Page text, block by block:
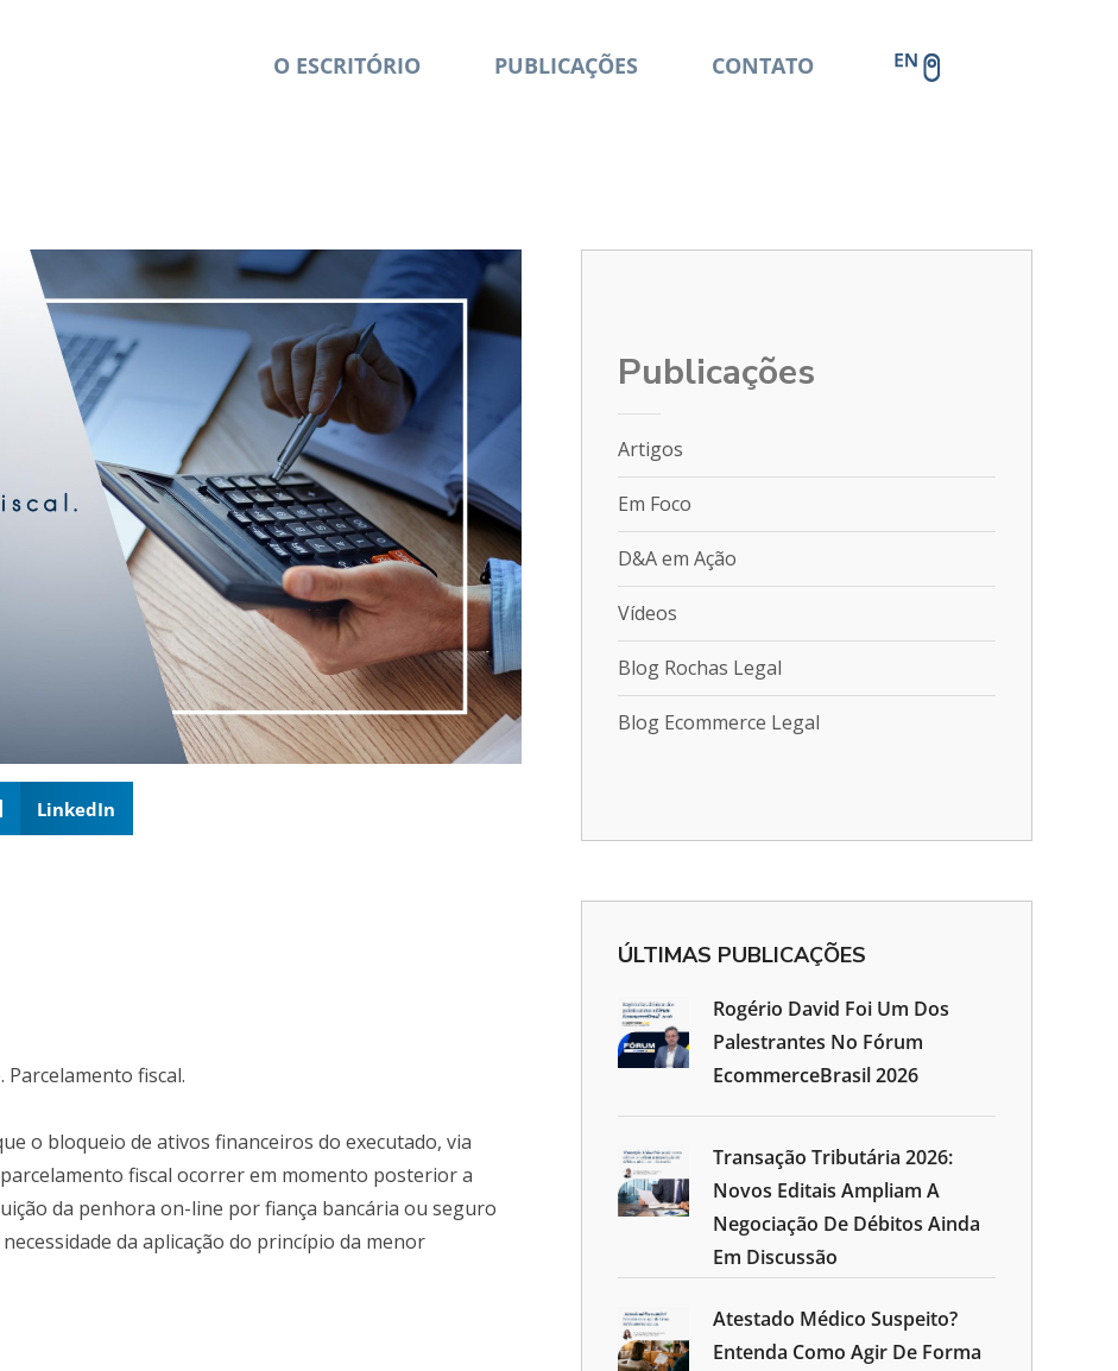
O ESCRITÓRIO PUBLICAÇÕES CONTATO
LinkedIn
Parcelamento fiscal.
o bloqueio de ativos financeiros do executado, via
parcelamento fiscal ocorrer em momento posterior a
da penhora on-line por fiança bancária ou seguro
da aplicação do princípio da menor
Publicações
Artigos
Em Foco
D&A em Ação
Vídeos
Blog Rochas Legal
Blog Ecommerce Legal
ÚLTIMAS PUBLICAÇÕES
Rogério David Foi Um Dos
Palestrantes No Fórum
EcommerceBrasil 2026
Transação Tributária 2026:
Novos Editais Ampliam A
Negociação De Débitos Ainda
Em Discussão
Atestado Médico Suspeito?
Entenda Como Agir De Forma